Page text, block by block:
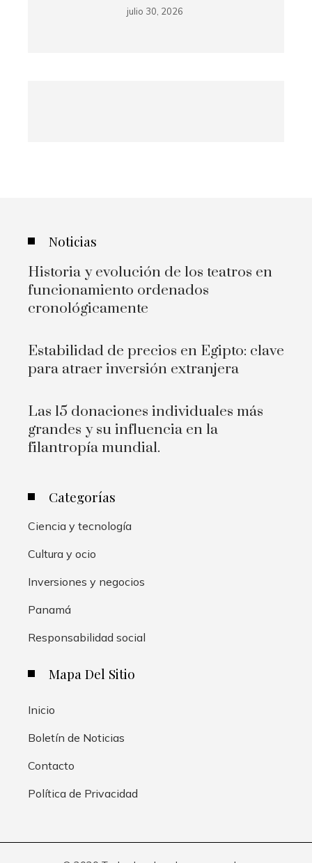
julio 30, 2026
Noticias
Historia y evolución de los teatros en
funcionamiento ordenados
cronológicamente
Estabilidad de precios en Egipto: clave
para atraer inversión extranjera
Las 15 donaciones individuales más
grandes y su influencia en la
filantropía mundial.
Categorías
Ciencia y tecnología
Cultura y ocio
Inversiones y negocios
Panamá
Responsabilidad social
Mapa Del Sitio
Inicio
Boletín de Noticias
Contacto
Política de Privacidad